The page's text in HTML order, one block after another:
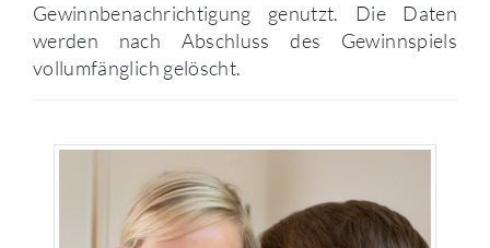
Gewinnbenachrichtigung genutzt. Die Daten
werden nach Abschluss des Gewinnspiels
vollumfänglich gelöscht.